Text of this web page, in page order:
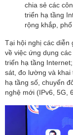
chia sẻ các
triển hạ tầng
rộng khắp,
Tại hội nghị các diễn
về việc ứng dụng
triển hạ tầng
sát, đo lường và khai
hạ tầng số, chuyển
nghệ mới (IPv6, 5G,